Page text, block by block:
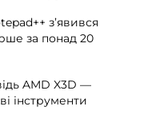
з’явився
за понад 20
AMD X3D —
інструменти